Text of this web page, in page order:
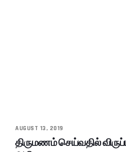
AUGUST 13, 2019
திருமணம் செய்வதில்